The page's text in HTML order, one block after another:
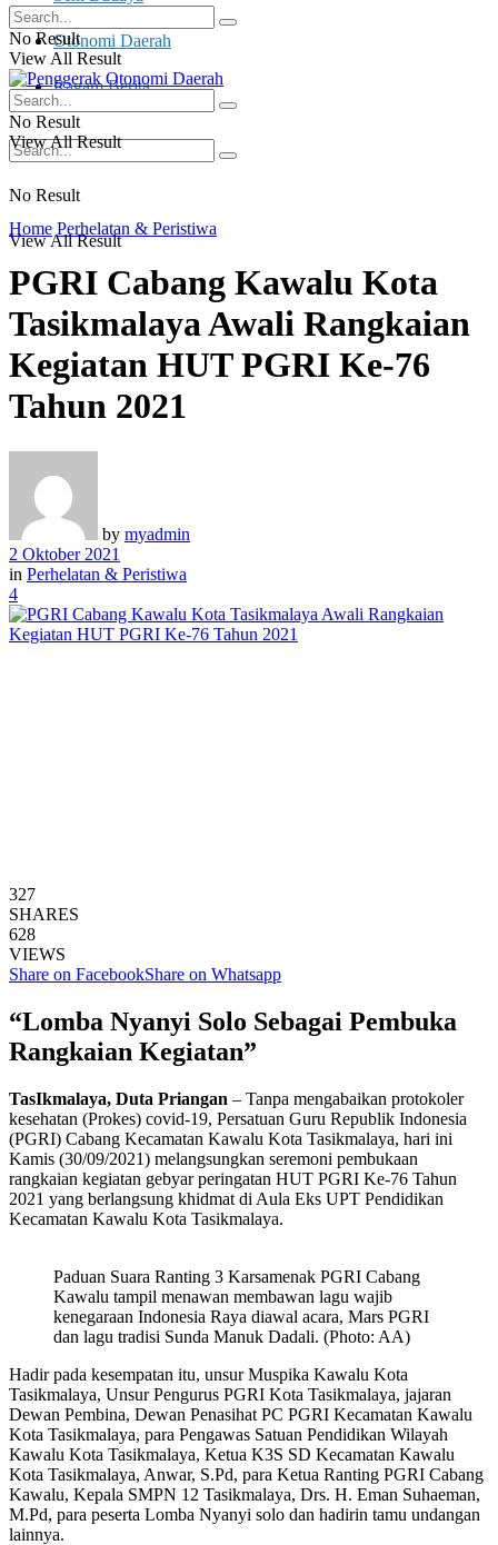
Otonomi Daerah
Ragam Berita
No Result
View All Result
No Result
View All Result
No Result
View All Result
Home Perhelatan & Peristiwa
PGRI Cabang Kawalu Kota
Tasikmalaya Awali Rangkaian
Kegiatan HUT PGRI Ke-76
Tahun 2021
by myadmin
2 Oktober 2021
in Perhelatan & Peristiwa
4
327
SHARES
628
VIEWS
Share on FacebookShare on Whatsapp
“Lomba Nyanyi Solo Sebagai Pembuka
Rangkaian Kegiatan”
TasIkmalaya, Duta Priangan – Tanpa mengabaikan protokoler
kesehatan (Prokes) covid-19, Persatuan Guru Republik Indonesia
(PGRI) Cabang Kecamatan Kawalu Kota Tasikmalaya, hari ini
Kamis (30/09/2021) melangsungkan seremoni pembukaan
rangkaian kegiatan gebyar peringatan HUT PGRI Ke-76 Tahun
2021 yang berlangsung khidmat di Aula Eks UPT Pendidikan
Kecamatan Kawalu Kota Tasikmalaya.
Paduan Suara Ranting 3 Karsamenak PGRI Cabang
Kawalu tampil menawan membawan lagu wajib
kenegaraan Indonesia Raya diawal acara, Mars PGRI
dan lagu tradisi Sunda Manuk Dadali. (Photo: AA)
Hadir pada kesempatan itu, unsur Muspika Kawalu Kota
Tasikmalaya, Unsur Pengurus PGRI Kota Tasikmalaya, jajaran
Dewan Pembina, Dewan Penasihat PC PGRI Kecamatan Kawalu
Kota Tasikmalaya, para Pengawas Satuan Pendidikan Wilayah
Kawalu Kota Tasikmalaya, Ketua K3S SD Kecamatan Kawalu
Kota Tasikmalaya, Anwar, S.Pd, para Ketua Ranting PGRI Cabang
Kawalu, Kepala SMPN 12 Tasikmalaya, Drs. H. Eman Suhaeman,
M.Pd, para peserta Lomba Nyanyi solo dan hadirin tamu undangan
lainnya.